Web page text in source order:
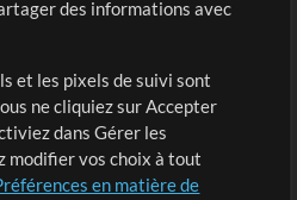
S'inscrire
des informations avec
et les pixels de suivi sont
ne cliquiez sur Accepter
dans Gérer les
modifier vos choix à tout
en matière de